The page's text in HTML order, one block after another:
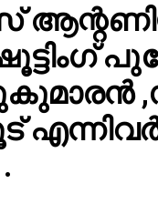
ഷൂട്ടിംഗ്